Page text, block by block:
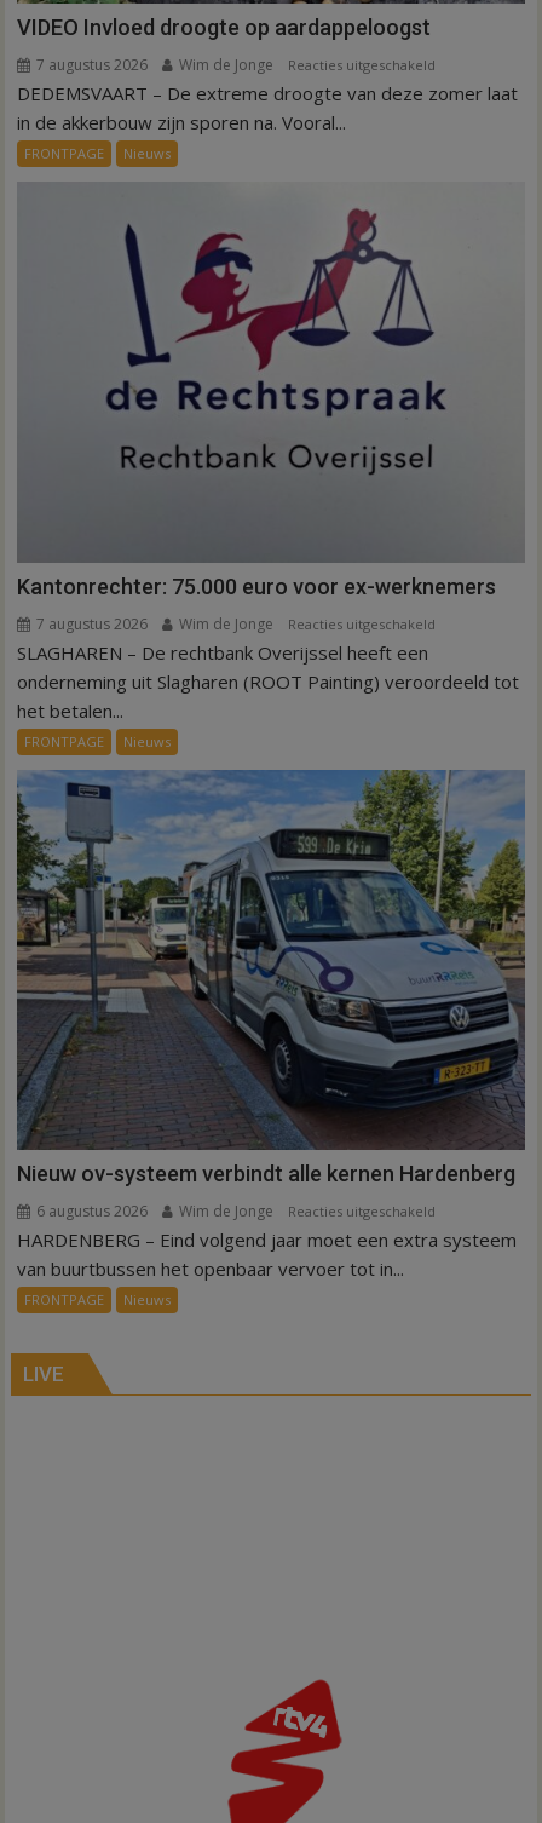
VIDEO Invloed droogte op aardappeloogst
7 augustus 2026 Wim de Jonge Reacties uitgeschakeld
VIDEO
DEDEMSVAART – De extreme droogte van deze zomer laat
in de akkerbouw zijn sporen na. Vooral...
FRONTPAGE Nieuws
Kantonrechter: 75.000 euro voor ex-werknemers
7 augustus 2026 Wim de Jonge Reacties uitgeschakeld
75.000
werknemers
SLAGHAREN – De rechtbank Overijssel heeft een
onderneming uit Slagharen (ROOT Painting) veroordeeld tot
het betalen...
FRONTPAGE Nieuws
Nieuw ov-systeem verbindt alle kernen Hardenberg
6 augustus 2026 Wim de Jonge Reacties uitgeschakeld
Nieuw
Hardenberg
HARDENBERG – Eind volgend jaar moet een extra systeem
van buurtbussen het openbaar vervoer tot in...
FRONTPAGE Nieuws
LIVE